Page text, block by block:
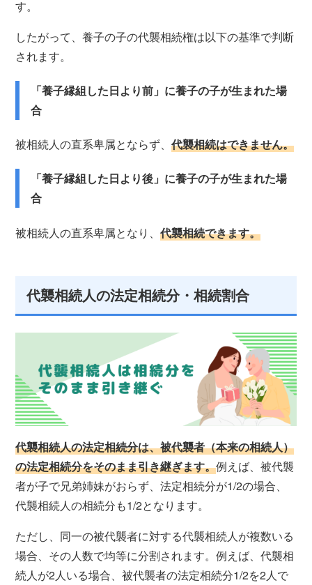
す。
したがって、養子の子の代襲相続権は以下の基準で判断
されます。
「養子縁組した日より前」に養子の子が生まれた場
合
被相続人の直系卑属とならず、代襲相続はできません。
「養子縁組した日より後」に養子の子が生まれた場
合
被相続人の直系卑属となり、代襲相続できます。
代襲相続人の法定相続分・相続割合
代襲相続人の法定相続分は、被代襲者（本来の相続人）
の法定相続分をそのまま引き継ぎます。例えば、被代襲
者が子で兄弟姉妹がおらず、法定相続分が1/2の場合、
代襲相続人の相続分も1/2となります。
ただし、同一の被代襲者に対する代襲相続人が複数いる
場合、その人数で均等に分割されます。例えば、代襲相
続人が2人いる場合、被代襲者の法定相続分1/2を2人で